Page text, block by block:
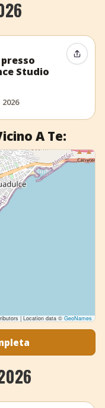
Studio
A Te:
| Location data ©GeoNames